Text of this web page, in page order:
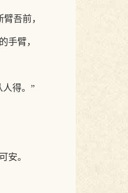
吾前，
手臂，
得。”
安。